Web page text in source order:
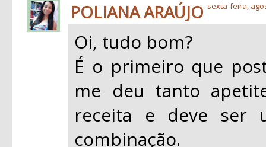
POLIANA ARAÚJO sexta-feira,
Oi, tudo bom?
É o primeiro que
me deu tanto
receita e deve ser
combinação.